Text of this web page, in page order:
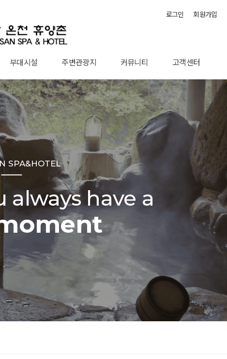
로그인 회원가입
부대시설
찜질방
사우나
맨발걷기코스
공감
산책로·방갈로
Cafe·편의점
주변관광지
먹거리
관광지
행사안내
커뮤니티
포토앨범
고객센터
오시는 길
공지사항
문의하기
SPA&HOTEL
always have a